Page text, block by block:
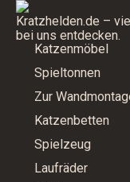
Kratzhelden.de –
bei uns entdecken.
Katzenmöbel
Spieltonnen
Zur
Katzenbetten
Spielzeug
Laufräder